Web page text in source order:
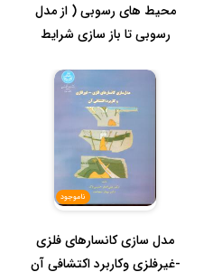
محیط های رسوبی ( از مدل
رسوبی تا باز سازی شرایط
ناموجود
مدل سازی کانسارهای فلزی
-غیرفلزی وکاربرد اکتشافی آن